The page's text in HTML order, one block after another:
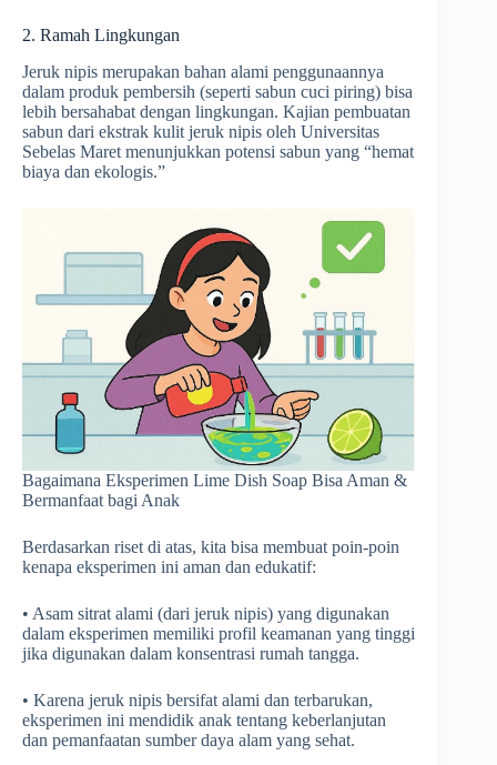
2. Ramah Lingkungan
Jeruk nipis merupakan bahan alami penggunaannya
dalam produk pembersih (seperti sabun cuci piring) bisa
lebih bersahabat dengan lingkungan. Kajian pembuatan
sabun dari ekstrak kulit jeruk nipis oleh Universitas
Sebelas Maret menunjukkan potensi sabun yang “hemat
biaya dan ekologis.”
Bagaimana Eksperimen Lime Dish Soap Bisa Aman &
Bermanfaat bagi Anak
Berdasarkan riset di atas, kita bisa membuat poin-poin
kenapa eksperimen ini aman dan edukatif:
• Asam sitrat alami (dari jeruk nipis) yang digunakan
dalam eksperimen memiliki profil keamanan yang tinggi
jika digunakan dalam konsentrasi rumah tangga.
• Karena jeruk nipis bersifat alami dan terbarukan,
eksperimen ini mendidik anak tentang keberlanjutan
dan pemanfaatan sumber daya alam yang sehat.